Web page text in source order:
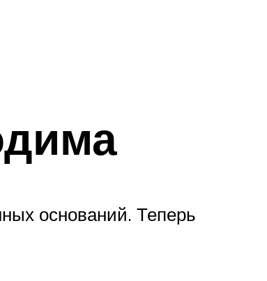
оснований. Теперь